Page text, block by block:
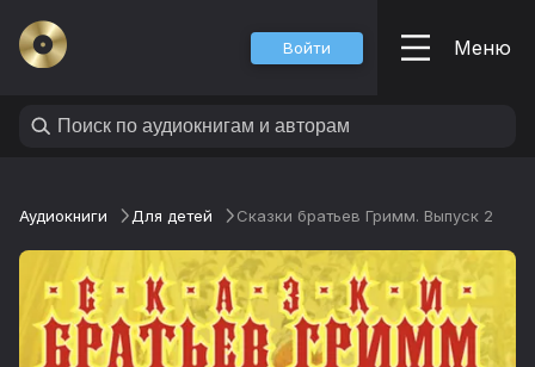
Войти Меню
Аудиокниги Для детей Сказки братьев Гримм. Выпуск 2